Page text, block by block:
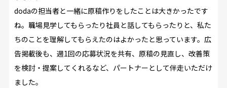
dodaの担当者と一緒に原稿作りをしたことは大きかったです
ね。職場見学してもらったり社員と話してもらったりと、私た
ちのことを理解してもらえたのはよかったと思っています。広
告掲載後も、週1回の応募状況を共有、原稿の見直し、改善策
を検討・提案してくれるなど、パートナーとして伴走いただけ
ました。